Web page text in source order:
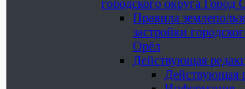
городского округа Город
Правила
застройки
Орёл
Действующая
Действующая